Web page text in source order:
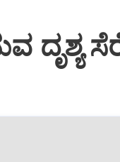
ದೃಶ್ಯ